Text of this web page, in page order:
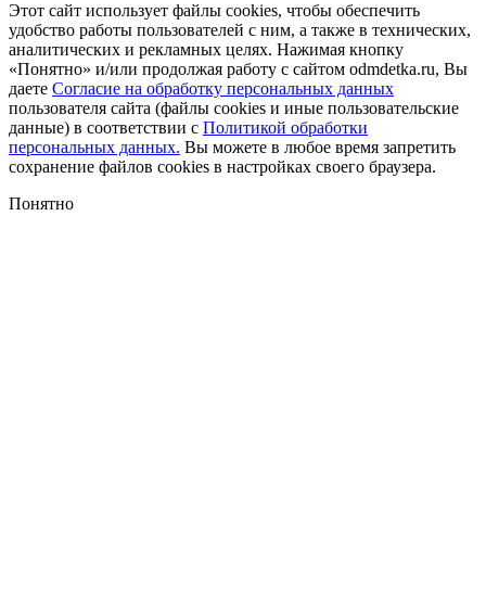
Этот сайт использует файлы cookies, чтобы обеспечить
удобство работы пользователей с ним, а также в технических,
аналитических и рекламных целях. Нажимая кнопку
«Понятно» и/или продолжая работу с сайтом odmdetka.ru, Вы
даете Согласие на обработку персональных данных
пользователя сайта (файлы cookies и иные пользовательские
данные) в соответствии с Политикой обработки
персональных данных. Вы можете в любое время запретить
сохранение файлов cookies в настройках своего браузера.
Понятно